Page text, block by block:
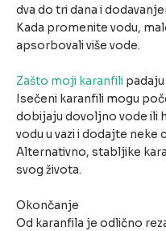
dva do tri dana i
Kada promenite vodu,
apsorbovali više vode.
Zašto moji karanfili padaju
Isečeni karanfili mogu
dobijaju dovoljno vode ili
vodu u vazi i dodajte neke
Alternativno, stabljike
svog života.
Okončanje
Od karanfila je odlično